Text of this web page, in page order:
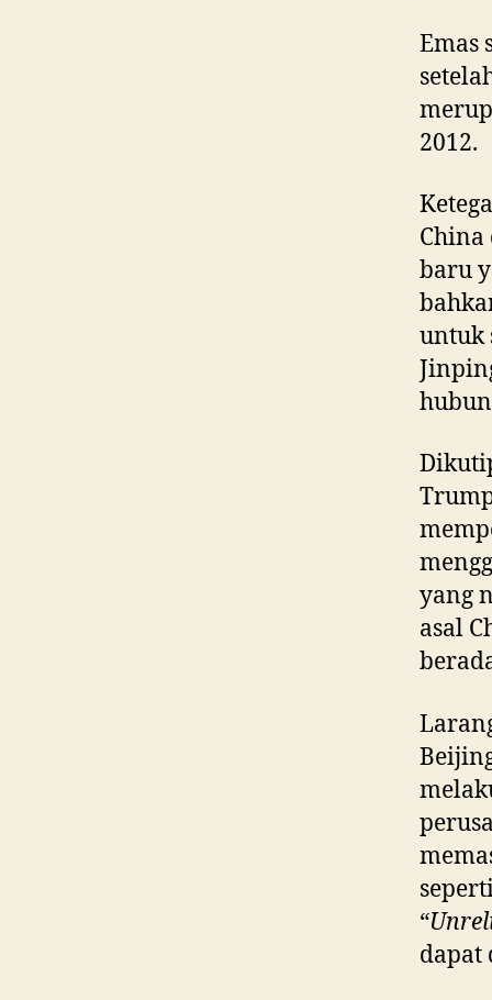
Emas
2012.
baru
untuk
yang
asal
“
dapat